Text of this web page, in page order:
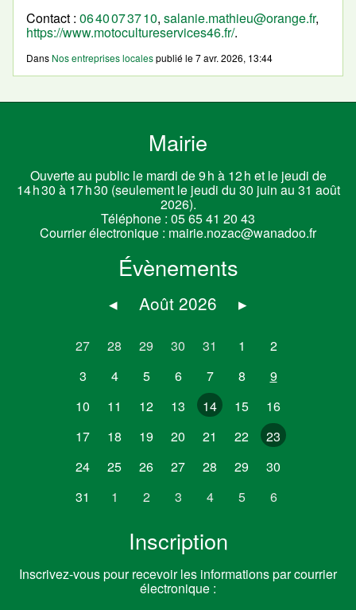
Contact : 06 40 07 37 10, salanie.mathieu@orange.fr,
https://www.motocultureservices46.fr/.
Dans Nos entreprises localespublié le7 avr. 2026, 13:44
Mairie
Ouverte au public le mardi de 9 h à 12 h et le jeudi de
14 h 30 à 17 h 30 (seulement le jeudi du 30 juin au 31 août
2026).
Téléphone : 05 65 41 20 43
Courrier électronique : mairie.nozac@wanadoo.fr
Évènements
◂ Août 2026 ▸
27 28 29 30 31 1
2
3
4 5 6 7 8
9
10
11 12 13 14 15
16
17
18 19 20 21 22
23
24
25 26 27 28 29
30
31
1 2 3 4 5 6
Inscription
Inscrivez-vous pour recevoir les informations par courrier
électronique :